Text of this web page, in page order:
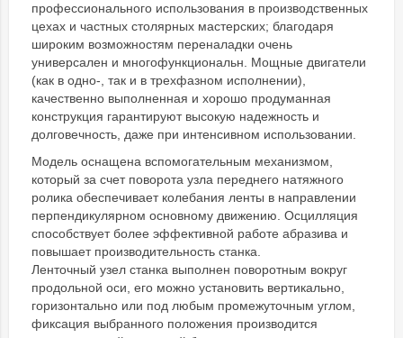
профессионального использования в производственных
цехах и частных столярных мастерских; благодаря
широким возможностям переналадки очень
универсален и многофункциональн. Мощные двигатели
(как в одно-, так и в трехфазном исполнении),
качественно выполненная и хорошо продуманная
конструкция гарантируют высокую надежность и
долговечность, даже при интенсивном использовании.
Модель оснащена вспомогательным механизмом,
который за счет поворота узла переднего натяжного
ролика обеспечивает колебания ленты в направлении
перпендикулярном основному движению. Осцилляция
способствует более эффективной работе абразива и
повышает производительность станка.
Ленточный узел станка выполнен поворотным вокруг
продольной оси, его можно установить вертикально,
горизонтально или под любым промежуточным углом,
фиксация выбранного положения производится